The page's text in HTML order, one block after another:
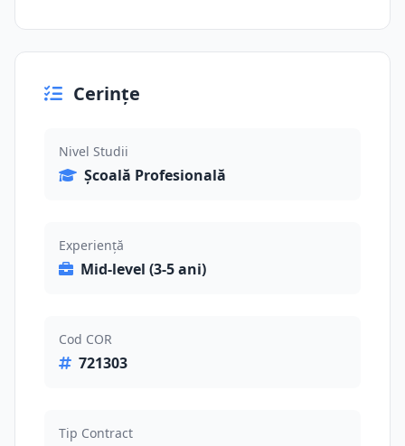
Cerințe
Nivel Studii
Școală Profesională
Experiență
Mid-level (3-5 ani)
Cod COR
721303
Tip Contract